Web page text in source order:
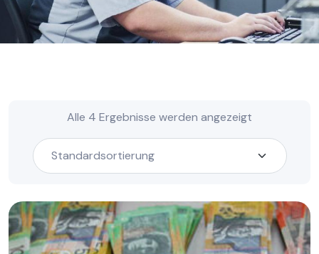
Alle 4 Ergebnisse werden angezeigt